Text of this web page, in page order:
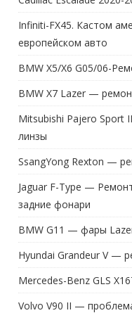
Infiniti-FX45. Кастом
европейском авто
BMW X5/X6 G05/06-
BMW X7 Lazer —
Mitsubishi Pajero Sport
линзы
SsangYong Rexton —
Jaguar F-Type —
задние фонари
BMW G11 — фары
Hyundai Grandeur V —
Mercedes-Benz GLS
Volvo V90 II —